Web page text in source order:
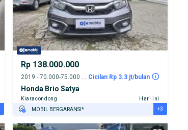
Rp 138.000.000
Cicilan Rp 3.3 jt/bulan
Honda Brio Satya
Kiaracondong
Hari ini
MOBIL BERGARANSI*
+3